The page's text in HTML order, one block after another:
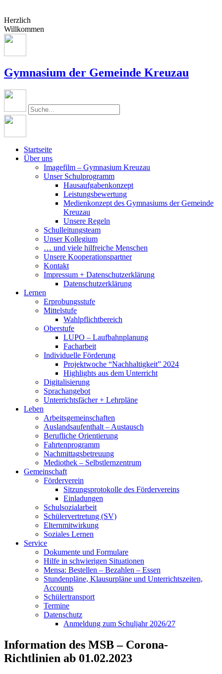
Herzlich
Willkommen
Gymnasium der Gemeinde Kreuzau
Startseite
Über uns
Imagefilm – Gymnasium Kreuzau
Unser Schulprogramm
Hausaufgabenkonzept
Leistungsbewertung
Medienkonzept des Gymnasiums der Gemeinde
Kreuzau
Unsere Regeln
Schulleitungsteam
Unser Kollegium
… und viele hilfreiche Menschen
Unsere Kooperationspartner
Kontakt
Impressum + Datenschutzerklärung
Datenschutzerklärung
Lernen
Erprobungsstufe
Mittelstufe
Wahlpflichtbereich
Oberstufe
LUPO – Laufbahnplanung
Facharbeit
Individuelle Förderung
Projektwoche “Nachhaltigkeit” 2024
Highlights aus dem Unterricht
Digitalisierung
Sprachangebot
Unterrichtsfächer + Lehrpläne
Leben
Arbeitsgemeinschaften
Auslandsaufenthalt – Austausch
Berufliche Orientierung
Fahrtenprogramm
Nachmittagsbetreuung
Mediothek – Selbstlernzentrum
Gemeinschaft
Förderverein
Sitzungsprotokolle des Fördervereins
Einladungen
Schulsozialarbeit
Schülervertretung (SV)
Elternmitwirkung
Soziales Lernen
Service
Dokumente und Formulare
Hilfe in schwierigen Situationen
Mensa: Bestellen – Bezahlen – Essen
Stundenpläne, Klausurpläne und Unterrichtszeiten,
Accounts
Schülertransport
Termine
Datenschutz
Anmeldung zum Schuljahr 2026/27
Information des MSB – Corona-
Richtlinien ab 01.02.2023